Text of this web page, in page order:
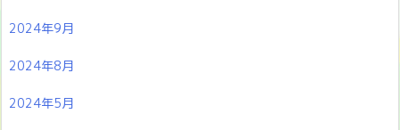
2024年9月
2024年8月
2024年5月